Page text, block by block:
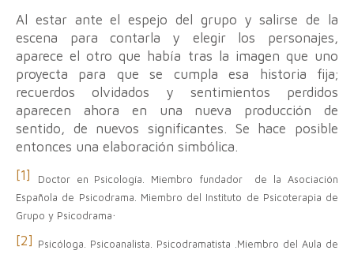
Al estar ante el espejo del grupo y salirse de la
escena para contarla y elegir los personajes,
aparece el otro que había tras la imagen que uno
proyecta para que se cumpla esa historia fija;
recuerdos olvidados y sentimientos perdidos
aparecen ahora en una nueva producción de
sentido, de nuevos significantes. Se hace posible
entonces una elaboración simbólica.
[1]
Doctor en Psicología. Miembro fundador de la Asociación
Española de Psicodrama. Miembro del Instituto de Psicoterapia de
Grupo y Psicodrama.
[2] Psicóloga. Psicoanalista. Psicodramatista .Miembro del Aula de